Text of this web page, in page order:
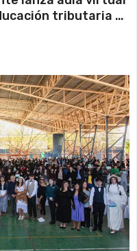
tributaria a
de todo